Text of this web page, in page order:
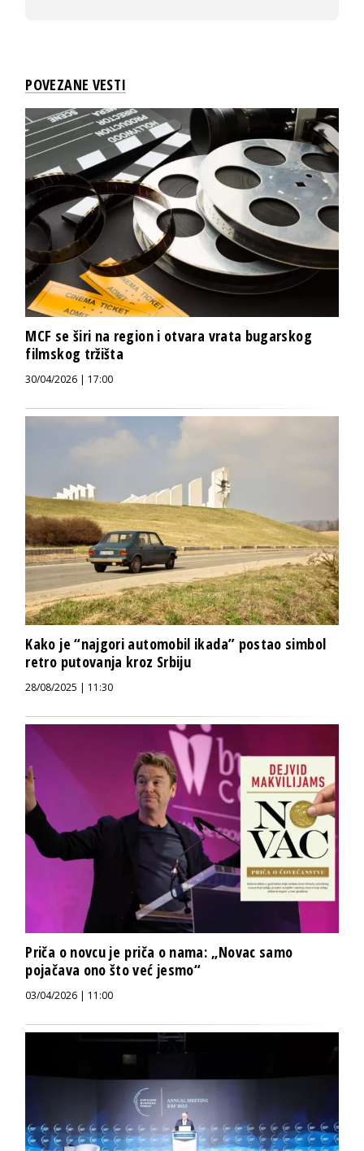
POVEZANE VESTI
MCF se širi na region i otvara vrata bugarskog
filmskog tržišta
30/04/2026 | 17:00
Kako je “najgori automobil ikada” postao simbol
retro putovanja kroz Srbiju
28/08/2025 | 11:30
Priča o novcu je priča o nama: „Novac samo
pojačava ono što već jesmo“
03/04/2026 | 11:00